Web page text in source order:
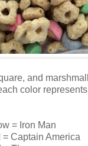
and
color
= Iron Man
Captain America